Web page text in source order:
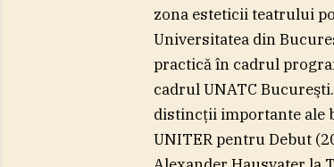
zona esteticii teatrului
Universitatea din
practică în cadrul
cadrul UNATC
distincţii importante ale
UNITER pentru Debut